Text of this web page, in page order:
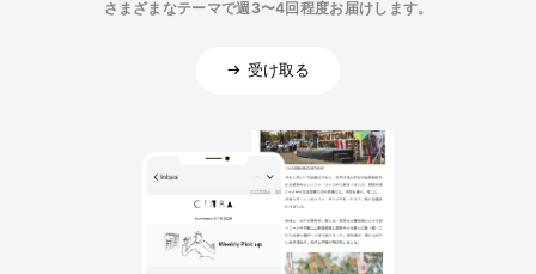
さまざまなテーマで週3〜4回程度お届けします。
受け取る